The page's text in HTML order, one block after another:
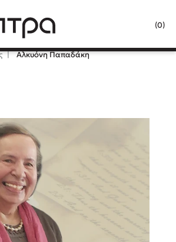
(0)
Κλείσιμο
Branković
ξενοδοχείο των συναισθημάτων
Πολίτης
Αλκυόνη Παπαδάκη